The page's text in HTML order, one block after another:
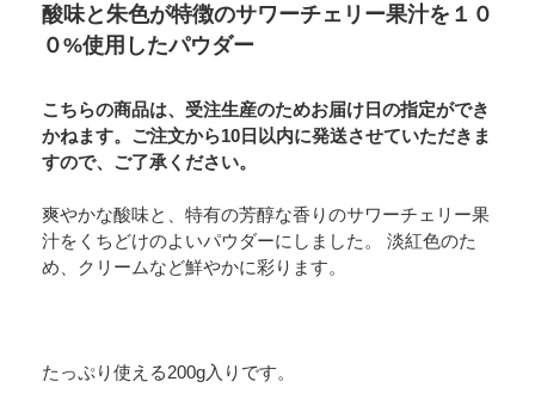
酸味と朱色が特徴のサワーチェリー果汁を１０
０%使用したパウダー
こちらの商品は、受注生産のためお届け日の指定ができ
かねます。ご注文から10日以内に発送させていただきま
すので、ご了承ください。
爽やかな酸味と、特有の芳醇な香りのサワーチェリー果
汁をくちどけのよいパウダーにしました。 淡紅色のた
め、クリームなど鮮やかに彩ります。
たっぷり使える200g入りです。